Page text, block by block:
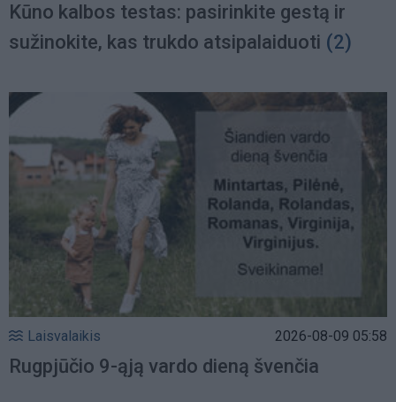
Kūno kalbos testas: pasirinkite gestą ir
sužinokite, kas trukdo atsipalaiduoti (2)
Laisvalaikis 2026-08-09 05:58
Rugpjūčio 9-ąją vardo dieną švenčia